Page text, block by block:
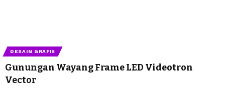
DESAIN GRAFIS
Gunungan Wayang Frame LED Videotron
Vector